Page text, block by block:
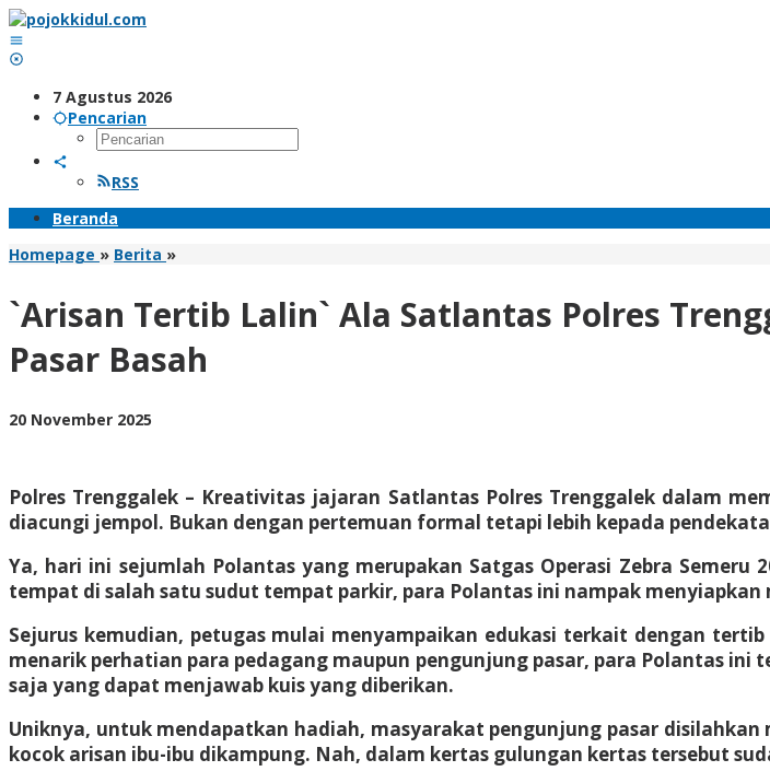
Lewati
ke
konten
7 Agustus 2026
Pencarian
RSS
Beranda
Homepage » Berita »`Arisan
Ala
Polres
Trenggalek,
`Arisan Tertib Lalin` Ala Satlantas Polres
Pasar Basah
20 November 2025
Polres Trenggalek – Kreativitas jajaran Satlantas Polres Trenggalek dalam
diacungi jempol. Bukan dengan pertemuan formal tetapi lebih kepada
Ya, hari ini sejumlah Polantas yang merupakan Satgas Operasi Zebra
tempat di salah satu sudut tempat parkir, para Polantas ini nampak
Sejurus kemudian, petugas mulai menyampaikan edukasi terkait dengan
menarik perhatian para pedagang maupun pengunjung pasar, para Polantas
saja yang dapat menjawab kuis yang diberikan.
Uniknya, untuk mendapatkan hadiah, masyarakat pengunjung pasar
kocok arisan ibu-ibu dikampung. Nah, dalam kertas gulungan kertas tersebut